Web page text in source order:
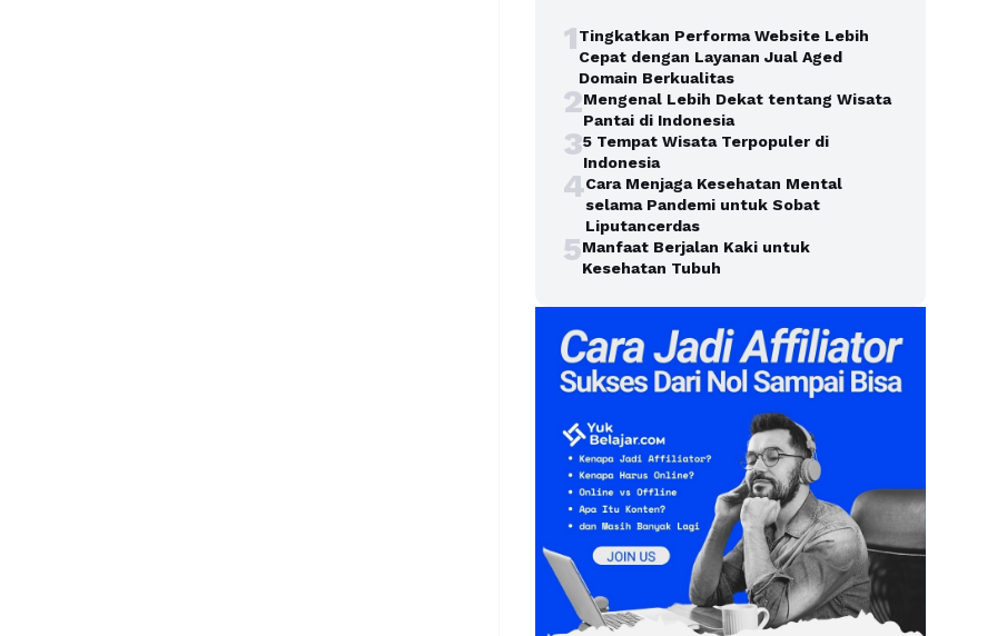
1Tingkatkan Performa Website Lebih
Cepat dengan Layanan Jual Aged
Domain Berkualitas
2Mengenal Lebih Dekat tentang Wisata
Pantai di Indonesia
35 Tempat Wisata Terpopuler di
Indonesia
4Cara Menjaga Kesehatan Mental
selama Pandemi untuk Sobat
Liputancerdas
5Manfaat Berjalan Kaki untuk
Kesehatan Tubuh